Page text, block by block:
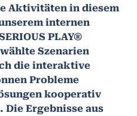
Aktivitäten in diesem
internen
PLAY®
Szenarien
die interaktive
Probleme
kooperativ
Ergebnisse aus